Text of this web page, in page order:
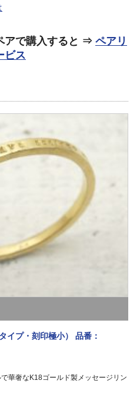
アで購入すると ⇒ ペアリ
ビス
イプ・刻印極小） 品番：
華奢なK18ゴールド製メッセージリン